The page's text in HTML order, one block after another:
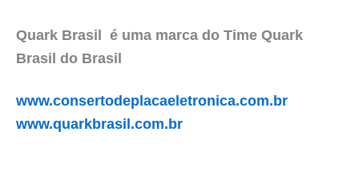
Quark Brasil é uma marca do Time Quark
Brasil do Brasil
www.consertodeplacaeletronica.com.br
www.quarkbrasil.com.br